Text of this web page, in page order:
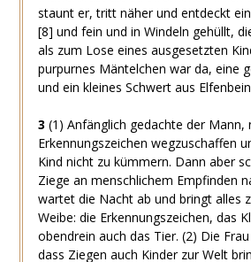
staunt er, tritt näher und entdeckt
[8] und fein und in Windeln gehüllt,
als zum Lose eines ausgesetzten
purpurnes Mäntelchen war da, eine
und ein kleines Schwert aus
3 (1) Anfänglich gedachte der Mann,
Erkennungszeichen wegzuschaffen
Kind nicht zu kümmern. Dann aber
Ziege an menschlichem Empfinden
wartet die Nacht ab und bringt alles
Weibe: die Erkennungszeichen, das
obendrein auch das Tier. (2) Die
dass Ziegen auch Kinder zur Welt